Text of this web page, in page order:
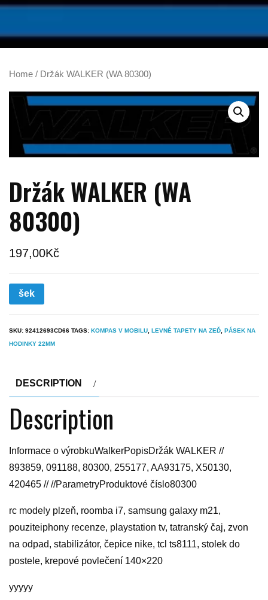
Home / Držák WALKER (WA 80300)
Držák WALKER (WA
80300)
197,00Kč
šek
SKU: 92412693CD66 TAGS: KOMPAS V MOBILU, LEVNÉ TAPETY NA ZEĎ, PÁSEK NA
HODINKY 22MM
DESCRIPTION
Description
Informace o výrobkuWalkerPopisDržák WALKER //
893859, 091188, 80300, 255177, AA93175, X50130,
420465 // //ParametryProduktové číslo80300
rc modely plzeň, roomba i7, samsung galaxy m21,
pouziteiphony recenze, playstation tv, tatranský čaj, zvon
na odpad, stabilizátor, čepice nike, tcl ts8111, stolek do
postele, krepové povlečení 140×220
yyyyy